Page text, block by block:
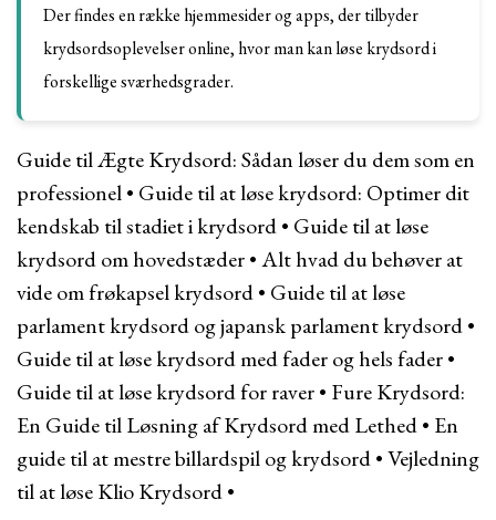
Der findes en række hjemmesider og apps, der tilbyder
krydsordsoplevelser online, hvor man kan løse krydsord i
forskellige sværhedsgrader.
Guide til Ægte Krydsord: Sådan løser du dem som en
professionel• Guide til at løse krydsord: Optimer dit
kendskab til stadiet i krydsord• Guide til at løse
krydsord om hovedstæder•Alt hvad du behøver at
vide om frøkapsel krydsord• Guide til at løse
parlament krydsord og japansk parlament krydsord•
Guide til at løse krydsord med fader og hels fader•
Guide til at løse krydsord for raver• Fure Krydsord:
En Guide til Løsning af Krydsord med Lethed• En
guide til at mestre billardspil og krydsord•Vejledning
til at løse Klio Krydsord•